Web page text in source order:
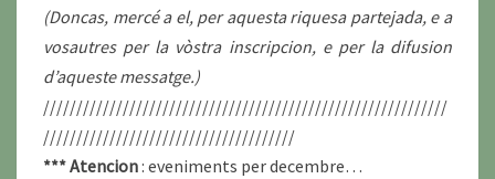
(Doncas, mercé a el, per aquesta riquesa partejada, e a
vosautres per la vòstra inscripcion, e per la difusion
d’aqueste messatge.)
/////////////////////////////////////////////////////////////
//////////////////////////////////////
***Atencion: eveniments per decembre…